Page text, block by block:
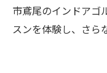
市鳶尾のインドアゴ
スンを体験し、さら